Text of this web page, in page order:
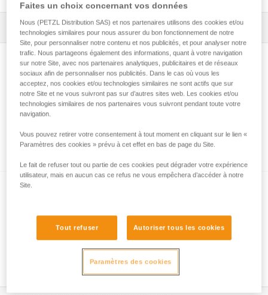
Tous les conseils techniques 2 Filtrer
mousquetons.
L’essentiel à propos des mousquetons
Faites un choix concernant vos données
Nous (PETZL Distribution SAS) et nos partenaires utilisons des cookies et/ou
technologies similaires pour nous assurer du bon fonctionnement de notre
Site, pour personnaliser notre contenu et nos publicités, et pour analyser notre
trafic. Nous partageons également des informations, quant à votre navigation
sur notre Site, avec nos partenaires analytiques, publicitaires et de réseaux
sociaux afin de personnaliser nos publicités. Dans le cas où vous les
acceptez, nos cookies et/ou technologies similaires ne sont actifs que sur
notre Site et ne vous suivront pas sur d’autres sites web. Les cookies et/ou
technologies similaires de nos partenaires vous suivront pendant toute votre
navigation.
Vous pouvez retirer votre consentement à tout moment en cliquant sur le lien «
Paramètres des cookies » prévu à cet effet en bas de page du Site.
Le fait de refuser tout ou partie de ces cookies peut dégrader votre expérience
utilisateur, mais en aucun cas ce refus ne vous empêchera d’accéder à notre
Site.
Tout refuser Autoriser tous les cookies
Paramètres des cookies